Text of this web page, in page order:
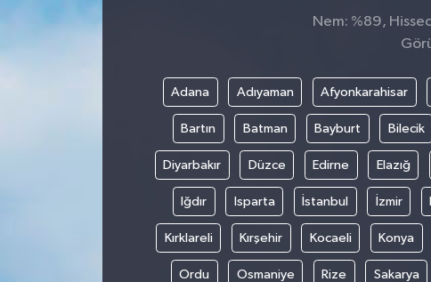
Nem: %89,
Adana Adıyaman Afyonkarahisar
Bartın Batman Bayburt Bilecik
Diyarbakır Düzce Edirne Elazığ
Iğdır Isparta İstanbul İzmir
Kırklareli Kırşehir Kocaeli Konya
Ordu Osmaniye Rize Sakarya